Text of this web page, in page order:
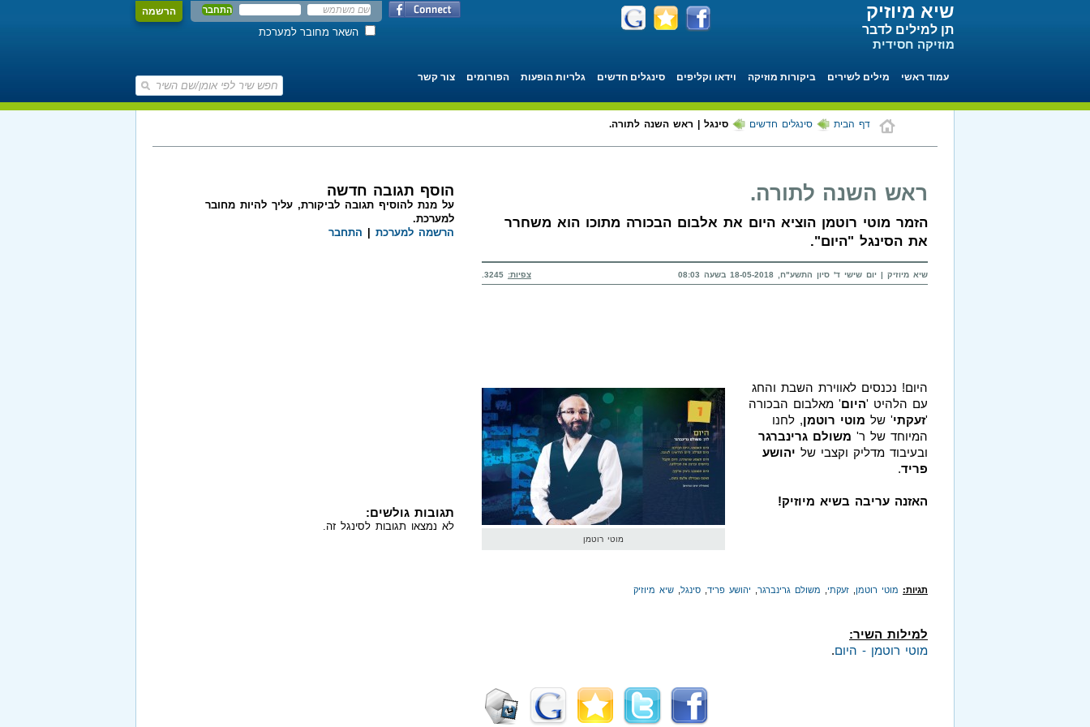
הרשמה
השאר מחובר למערכת
שיא מיוזיק
תן למילים לדבר
מוזיקה חסידית
עמוד ראשי מילים לשירים ביקורות מוזיקה וידאו וקליפים סינגלים חדשים גלריות הופעות הפורומים צור קשר
דף הבית סינגלים חדשים סינגל | ראש השנה לתורה.
ראש השנה לתורה.
הזמר מוטי רוטמן הוציא היום את אלבום הבכורה מתוכו הוא משחרר
את הסינגל "היום".
שיא מיוזיק | יום שישי ד' סיון התשע"ח, 18-05-2018 בשעה 08:03 צפיות:
מוטי רוטמן
היום! נכנסים לאווירת השבת והחג
עם הלהיט 'היום' מאלבום הבכורה
'זעקתי' של מוטי רוטמן, לחנו
המיוחד של ר' משולם גרינברגר
ובעיבוד מדליק וקצבי של יהושע
פריד.
האזנה עריבה בשיא מיוזיק!
תגיות: מוטי רוטמן זעקתי משולם גרינברגר יהושע פריד סינגל שיא מיוזיק
למילות השיר:
מוטי רוטמן - היום.
הוסף תגובה חדשה
על מנת להוסיף תגובה לביקורת, עליך להיות מחובר
למערכת.
הרשמה למערכת
התחבר
תגובות גולשים:
לא נמצאו תגובות לסינגל זה.